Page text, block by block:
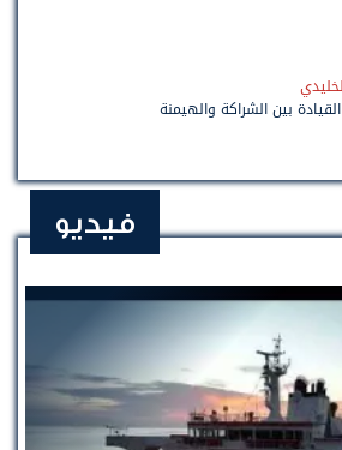
بين الشراكة والهيمنة
فيديو